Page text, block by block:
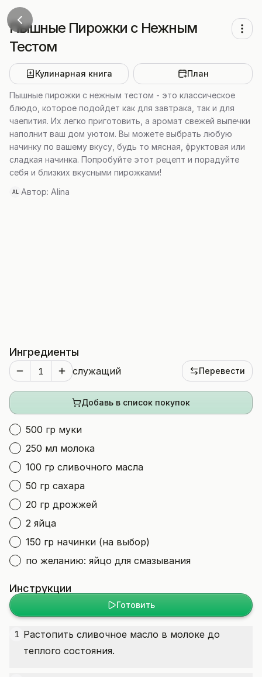
Пышные Пирожки с Нежным
Тестом
Кулинарная книга План
Пышные пирожки с нежным тестом - это классическое
блюдо, которое подойдет как для завтрака, так и для
чаепития. Их легко приготовить, а аромат свежей выпечки
наполнит ваш дом уютом. Вы можете выбрать любую
начинку по вашему вкусу, будь то мясная, фруктовая или
сладкая начинка. Попробуйте этот рецепт и порадуйте
себя и близких вкусными пирожками!
AL Автор: Alina
Ингредиенты
служащий Перевести
Добавь в список покупок
500 гр муки
250 мл молока
100 гр сливочного масла
50 гр сахара
20 гр дрожжей
2 яйца
150 гр начинки (на выбор)
по желанию: яйцо для смазывания
Инструкции
Готовить
1 Растопить сливочное масло в молоке до
теплого состояния.